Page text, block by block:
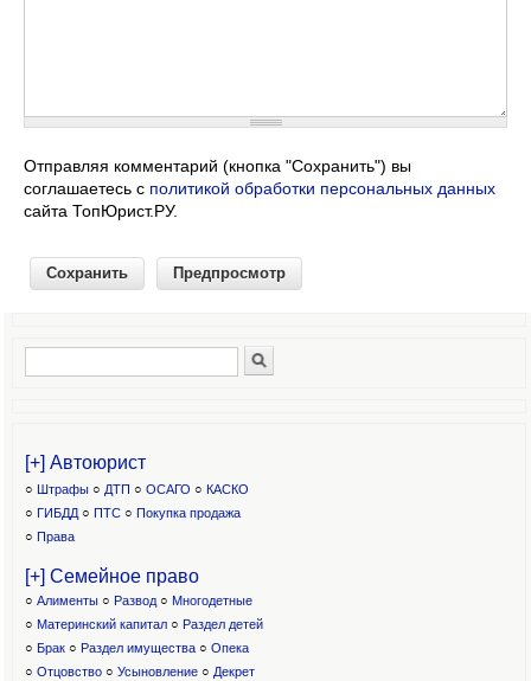
Отправляя комментарий (кнопка "Сохранить") вы
соглашаетесь с политикой обработки персональных данных
сайта ТопЮрист.РУ.
Форма поиска
[+] Автоюрист
○ Штрафы ○ ДТП ○ ОСАГО ○ КАСКО
○ ГИБДД ○ ПТС ○ Покупка продажа
○ Права
[+] Семейное право
○ Алименты ○ Развод ○ Многодетные
○ Материнский капитал○ Раздел детей
○ Брак ○ Раздел имущества ○ Опека
○ Отцовство○ Усыновление ○ Декрет